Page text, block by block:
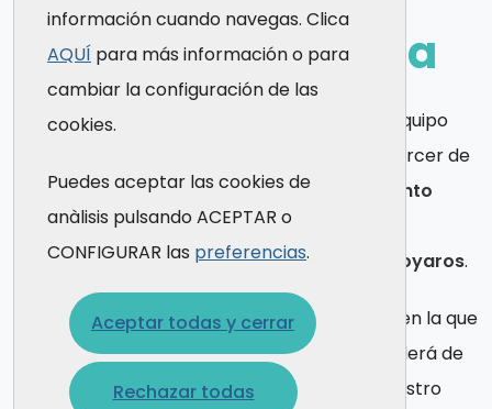
información cuando navegas. Clica
AQUÍ para más información o para
cambiar la configuración de las
cookies.
Puedes aceptar las cookies de
anàlisis pulsando ACEPTAR o
CONFIGURAR las preferencias.
Aceptar todas y cerrar
Rechazar todas
nidaddeAcog a
Si trabajas en el ámbito de la salud y tú o tu equipo
queréis mejorar vuestras habilidades para ejercer de
manera más saludable o presentáis
sufrimiento
emocional, problemas de salud mental o
conductas adictivas, estamos aquí para apoyaros.
Contactad con nuestra Unidad de Acogida
, en la que
un equipo de profesionales expertos os atenderá de
formatotalmente confidencial
, valorará vuestro